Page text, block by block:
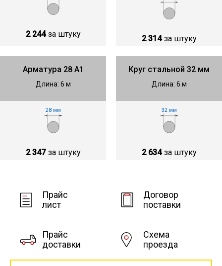
2 244 за штуку 2 314 за штуку
Арматура 28 А1
Длина: 6 м
28 мм
2 347 за штуку
Круг стальной 32 мм
Длина: 6 м
32 мм
2 634 за штуку
Прайс
лист
Договор
поставки
Прайс
доставки
Схема
проезда